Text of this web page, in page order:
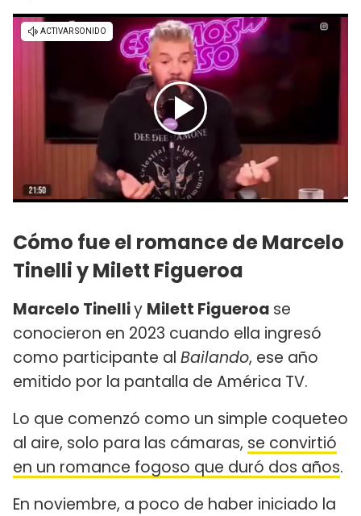
Cómo fue el romance de Marcelo
Tinelli y Milett Figueroa
Marcelo Tinelliy Milett Figueroa se
conocieron en 2023 cuando ella ingresó
como participante al Bailando, ese año
emitido por la pantalla de América TV.
Lo que comenzó como un simple coqueteo
al aire, solo para las cámaras, se convirtió
en un romance fogoso que duró dos años.
En noviembre, a poco de haber iniciado la